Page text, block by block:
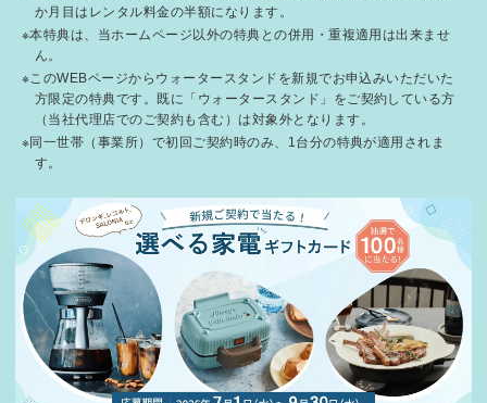
か月目はレンタル料金の半額になります。
※本特典は、当ホームページ以外の特典との併用・重複適用は出来ませ
ん。
※このWEBページからウォータースタンドを新規でお申込みいただいた
方限定の特典です。既に「ウォータースタンド」をご契約している方
（当社代理店でのご契約も含む）は対象外となります。
※同一世帯（事業所）で初回ご契約時のみ、1台分の特典が適用されま
す。